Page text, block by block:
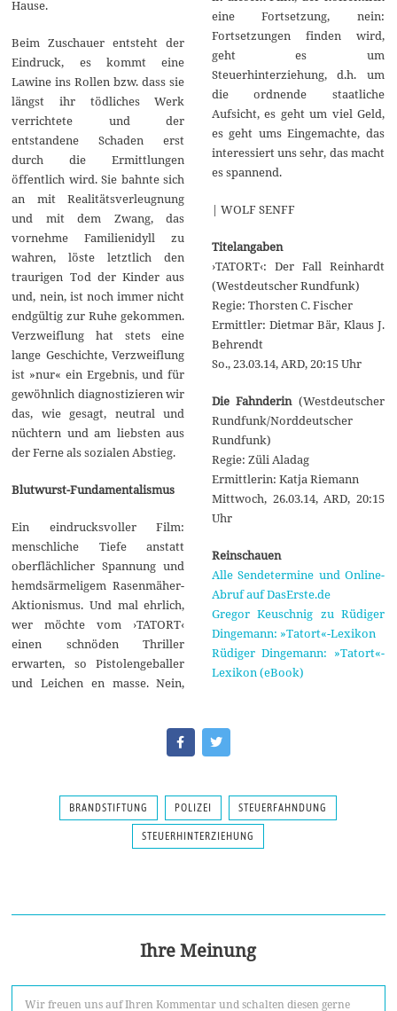
Hause.
Beim Zuschauer entsteht der
Eindruck, es kommt eine
Lawine ins Rollen bzw. dass sie
längst ihr tödliches Werk
verrichtete und der
entstandene Schaden erst
durch die Ermittlungen
öffentlich wird. Sie bahnte sich
an mit Realitätsverleugnung
und mit dem Zwang, das
vornehme Familienidyll zu
wahren, löste letztlich den
traurigen Tod der Kinder aus
und, nein, ist noch immer nicht
endgültig zur Ruhe gekommen.
Verzweiflung hat stets eine
lange Geschichte, Verzweiflung
ist »nur« ein Ergebnis, und für
gewöhnlich diagnostizieren wir
das, wie gesagt, neutral und
nüchtern und am liebsten aus
der Ferne als sozialen Abstieg.
Blutwurst-Fundamentalismus
Ein eindrucksvoller Film:
menschliche Tiefe anstatt
oberflächlicher Spannung und
hemdsärmeligem Rasenmäher-
Aktionismus. Und mal ehrlich,
wer möchte vom ›TATORT‹
einen schnöden Thriller
erwarten, so Pistolengeballer
und Leichen en masse. Nein,
eine Fortsetzung, nein:
Fortsetzungen finden wird,
geht es um
Steuerhinterziehung, d.h. um
die ordnende staatliche
Aufsicht, es geht um viel Geld,
es geht ums Eingemachte, das
interessiert uns sehr, das macht
es spannend.
| WOLF SENFF
Titelangaben
›TATORT‹: Der Fall Reinhardt
(Westdeutscher Rundfunk)
Regie: Thorsten C. Fischer
Ermittler: Dietmar Bär, Klaus J.
Behrendt
So., 23.03.14, ARD, 20:15 Uhr
Die Fahnderin(Westdeutscher
Rundfunk/Norddeutscher
Rundfunk)
Regie: Züli Aladag
Ermittlerin: Katja Riemann
Mittwoch, 26.03.14, ARD, 20:15
Uhr
Reinschauen
Alle Sendetermine und Online-
Abruf auf DasErste.de
Gregor Keuschnig zu Rüdiger
Dingemann: »Tatort«-Lexikon
Rüdiger Dingemann: »Tatort«-
Lexikon (eBook)
BRANDSTIFTUNG POLIZEI STEUERFAHNDUNG
STEUERHINTERZIEHUNG
Ihre Meinung